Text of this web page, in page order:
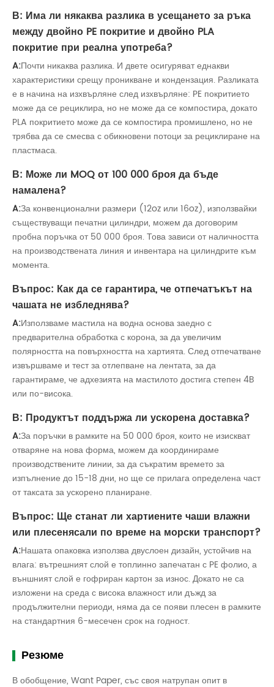
В: Има ли някаква разлика в усещането за ръка
между двойно PE покритие и двойно PLA
покритие при реална употреба?
A:Почти никаква разлика. И двете осигуряват еднакви
характеристики срещу проникване и кондензация. Разликата
е в начина на изхвърляне след изхвърляне: PE покритието
може да се рециклира, но не може да се компостира, докато
PLA покритието може да се компостира промишлено, но не
трябва да се смесва с обикновени потоци за рециклиране на
пластмаса.
В: Може ли MOQ от 100 000 броя да бъде
намалена?
A:За конвенционални размери (12oz или 16oz), използвайки
съществуващи печатни цилиндри, можем да договорим
пробна поръчка от 50 000 броя. Това зависи от наличността
на производствената линия и инвентара на цилиндрите към
момента.
Въпрос: Как да се гарантира, че отпечатъкът на
чашата не избледнява?
A:Използваме мастила на водна основа заедно с
предварителна обработка с корона, за да увеличим
полярността на повърхността на хартията. След отпечатване
извършваме и тест за отлепване на лентата, за да
гарантираме, че адхезията на мастилото достига степен 4B
или по-висока.
В: Продуктът поддържа ли ускорена доставка?
A:За поръчки в рамките на 50 000 броя, които не изискват
отваряне на нова форма, можем да координираме
производствените линии, за да съкратим времето за
изпълнение до 15-18 дни, но ще се прилага определена част
от таксата за ускорено планиране.
Въпрос: Ще станат ли хартиените чаши влажни
или плесенясали по време на морски транспорт?
A:Нашата опаковка използва двуслоен дизайн, устойчив на
влага: вътрешният слой е топлинно запечатан с PE фолио, а
външният слой е гофриран картон за износ. Докато не са
изложени на среда с висока влажност или дъжд за
продължителни периоди, няма да се появи плесен в рамките
на стандартния 6-месечен срок на годност.
Резюме
В обобщение, Want Paper, със своя натрупан опит в